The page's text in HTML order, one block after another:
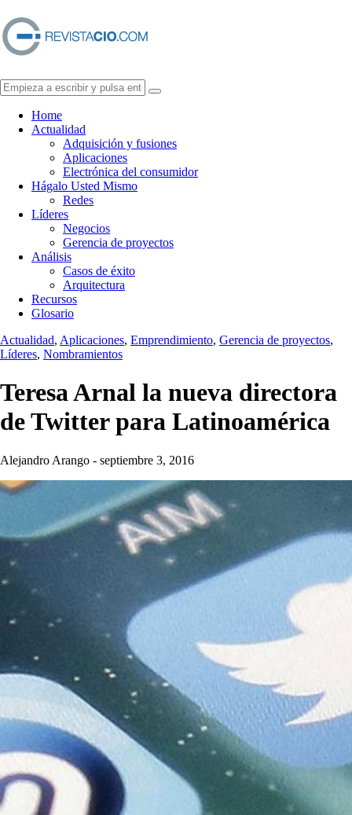
Home
Actualidad
Adquisición y fusiones
Aplicaciones
Electrónica del consumidor
Hágalo Usted Mismo
Redes
Líderes
Negocios
Gerencia de proyectos
Análisis
Casos de éxito
Arquitectura
Recursos
Glosario
Actualidad, Aplicaciones, Emprendimiento, Gerencia de proyectos,
Líderes, Nombramientos
Teresa Arnal la nueva directora
de Twitter para Latinoamérica
Alejandro Arango - septiembre 3, 2016